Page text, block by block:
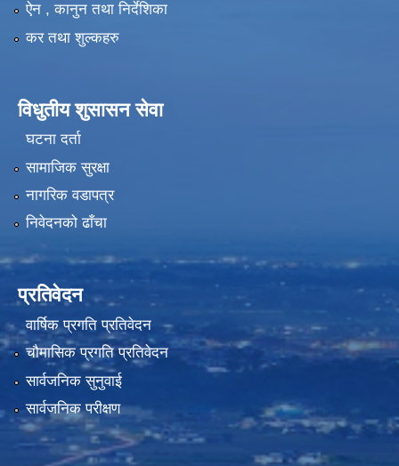
ऐन , कानुन तथा निर्देशिका
कर तथा शुल्कहरु
विधुतीय शुसासन सेवा
घटना दर्ता
सामाजिक सुरक्षा
नागरिक वडापत्र
निवेदनको ढाँचा
प्रतिवेदन
वार्षिक प्रगति प्रतिवेदन
चौमासिक प्रगति प्रतिवेदन
सार्वजनिक सुनुवाई
सार्वजनिक परीक्षण